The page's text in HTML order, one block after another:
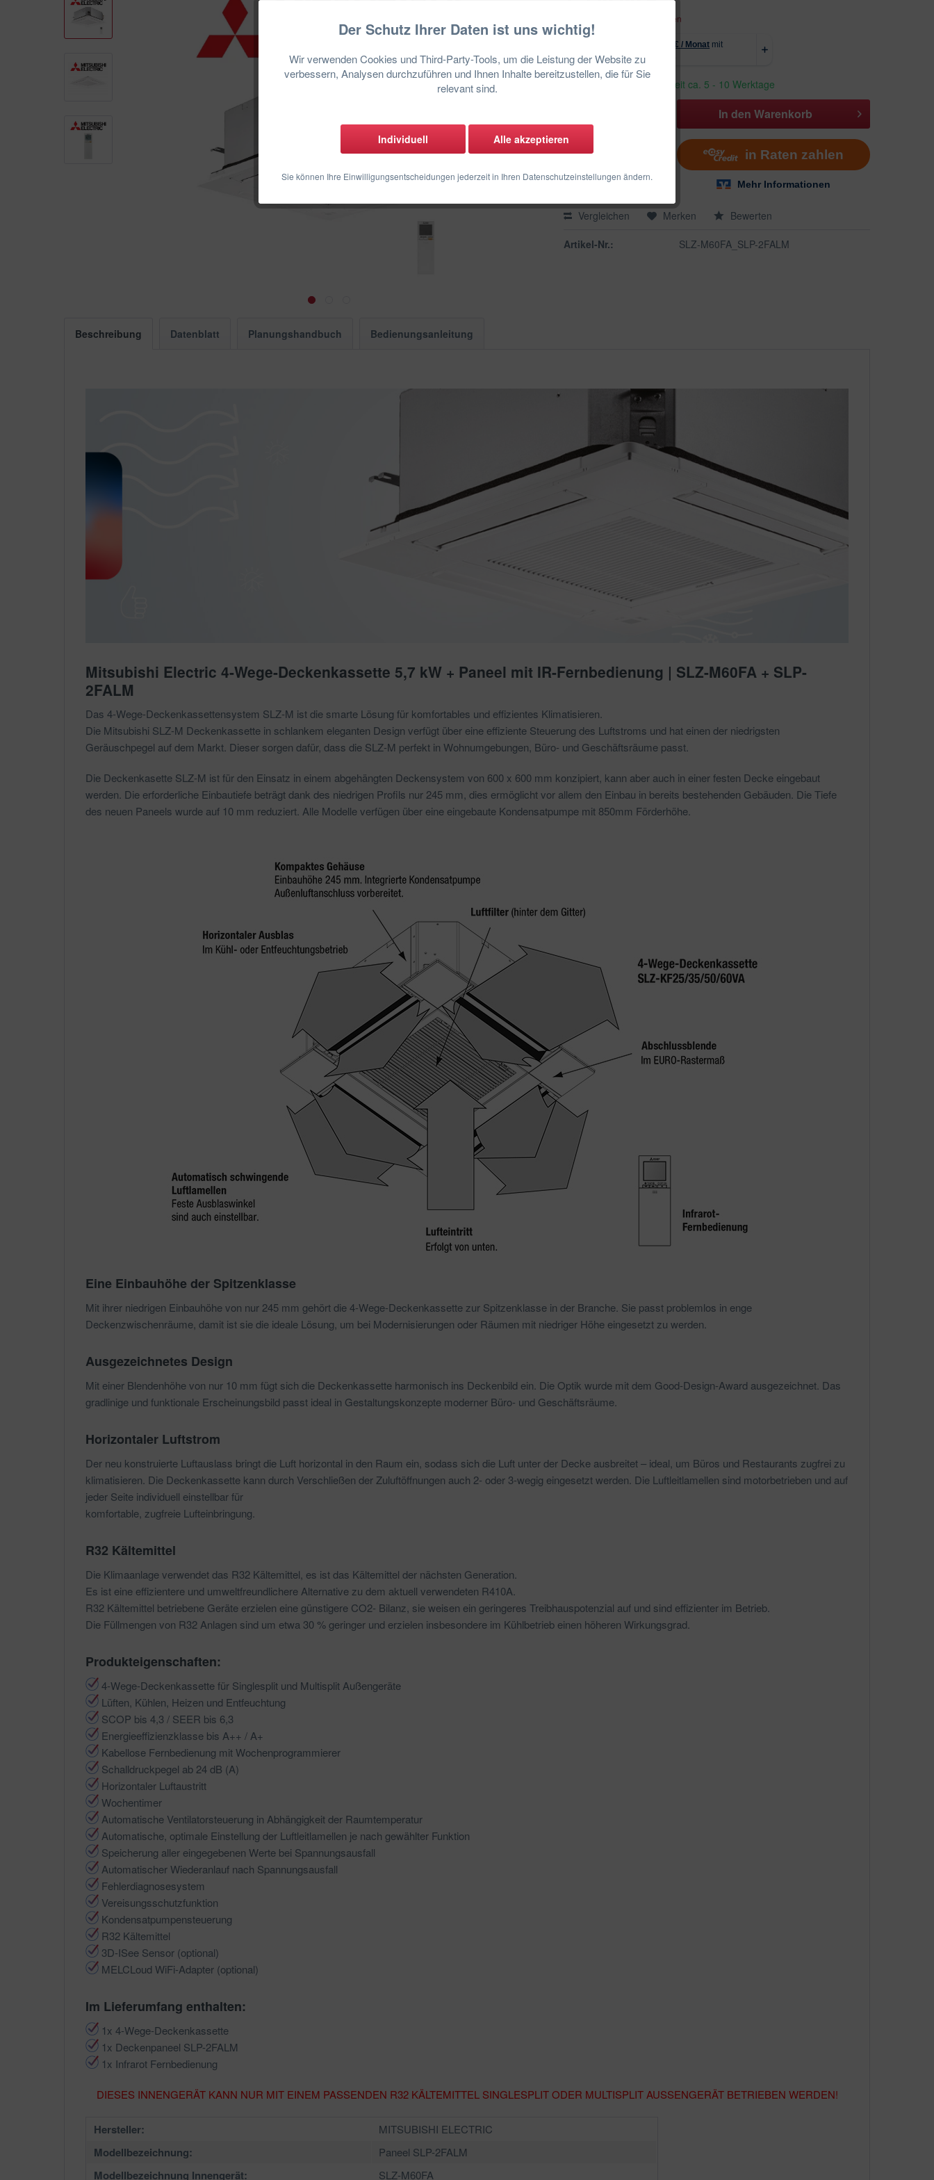
Der Schutz Ihrer Daten ist uns wichtig!
Wir verwenden Cookies und Third-Party-Tools, um die Leistung der Website zu
verbessern, Analysen durchzuführen und Ihnen Inhalte bereitzustellen, die für Sie
relevant sind.
Individuell Alle akzeptieren
Sie können Ihre Einwilligungsentscheidungen jederzeit in Ihren Datenschutzeinstellungen ändern.
zzgl. Versandkosten
sofort lieferbar, Lieferzeit ca. 5 - 10 Werktage
In den Warenkorb
Vergleichen Merken Bewerten
Artikel-Nr.: SLZ-M60FA_SLP-2FALM
Beschreibung Datenblatt Planungshandbuch Bedienungsanleitung
Mitsubishi Electric 4-Wege-Deckenkassette 5,7 kW + Paneel mit IR-Fernbedienung | SLZ-M60FA + SLP-
2FALM
Das 4-Wege-Deckenkassettensystem SLZ-M ist die smarte Lösung für komfortables und effizientes Klimatisieren.
Die Mitsubishi SLZ-M Deckenkassette in schlankem eleganten Design verfügt über eine effiziente Steuerung des Luftstroms und hat einen der niedrigsten
Geräuschpegel auf dem Markt. Dieser sorgen dafür, dass die SLZ-M perfekt in Wohnumgebungen, Büro- und Geschäftsräume passt.
Die Deckenkasette SLZ-M ist für den Einsatz in einem abgehängten Deckensystem von 600 x 600 mm konzipiert, kann aber auch in einer festen Decke eingebaut
werden. Die erforderliche Einbautiefe beträgt dank des niedrigen Profils nur 245 mm, dies ermöglicht vor allem den Einbau in bereits bestehenden Gebäuden. Die Tiefe
des neuen Paneels wurde auf 10 mm reduziert. Alle Modelle verfügen über eine eingebaute Kondensatpumpe mit 850mm Förderhöhe.
Eine Einbauhöhe der Spitzenklasse
Mit ihrer niedrigen Einbauhöhe von nur 245 mm gehört die 4-Wege-Deckenkassette zur Spitzenklasse in der Branche. Sie passt problemlos in enge
Deckenzwischenräume, damit ist sie die ideale Lösung, um bei Modernisierungen oder Räumen mit niedriger Höhe eingesetzt zu werden.
Ausgezeichnetes Design
Mit einer Blendenhöhe von nur 10 mm fügt sich die Deckenkassette harmonisch ins Deckenbild ein. Die Optik wurde mit dem Good-Design-Award ausgezeichnet. Das
gradlinige und funktionale Erscheinungsbild passt ideal in Gestaltungskonzepte moderner Büro- und Geschäftsräume.
Horizontaler Luftstrom
Der neu konstruierte Luftauslass bringt die Luft horizontal in den Raum ein, sodass sich die Luft unter der Decke ausbreitet – ideal, um Büros und Restaurants zugfrei zu
klimatisieren. Die Deckenkassette kann durch Verschließen der Zuluftöffnungen auch 2- oder 3-wegig eingesetzt werden. Die Luftleitlamellen sind motorbetrieben und auf
jeder Seite individuell einstellbar für
komfortable, zugfreie Lufteinbringung.
R32 Kältemittel
Die Klimaanlage verwendet das R32 Kältemittel, es ist das Kältemittel der nächsten Generation.
Es ist eine effizientere und umweltfreundlichere Alternative zu dem aktuell verwendeten R410A.
R32 Kältemittel betriebene Geräte erzielen eine günstigere CO2- Bilanz, sie weisen ein geringeres Treibhauspotenzial auf und sind effizienter im Betrieb.
Die Füllmengen von R32 Anlagen sind um etwa 30 % geringer und erzielen insbesondere im Kühlbetrieb einen höheren Wirkungsgrad.
Produkteigenschaften:
4-Wege-Deckenkassettefür Singlesplit und Multisplit Außengeräte
Lüften, Kühlen, Heizen und Entfeuchtung
SCOP bis 4,3 / SEER bis 6,3
Energieeffizienzklasse bis A++ / A+
Kabellose Fernbedienung mit Wochenprogrammierer
Schalldruckpegel ab 24 dB (A)
Horizontaler Luftaustritt
Wochentimer
Automatische Ventilatorsteuerung in Abhängigkeit der Raumtemperatur
Automatische, optimale Einstellung der Luftleitlamellen je nach gewählter Funktion
Speicherung aller eingegebenen Werte bei Spannungsausfall
Automatischer Wiederanlauf nach Spannungsausfall
Fehlerdiagnosesystem
Vereisungsschutzfunktion
Kondensatpumpensteuerung
R32 Kältemittel
3D-ISee Sensor (optional)
MELCLoud WiFi-Adapter (optional)
Im Lieferumfang enthalten:
1x 4-Wege-Deckenkassette
1x Deckenpaneel SLP-2FALM
1x Infrarot Fernbedienung
DIESES INNENGERÄT KANN NUR MIT EINEM PASSENDEN R32 KÄLTEMITTEL SINGLESPLIT ODER MULTISPLIT AUSSENGERÄT BETRIEBEN WERDEN!
Hersteller: MITSUBISHI ELECTRIC
Modellbezeichnung: Paneel SLP-2FALM
Modellbezeichnung Innengerät: SLZ-M60FA